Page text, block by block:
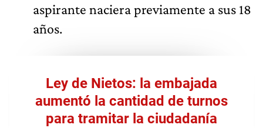
aspirante naciera previamente a sus 18
años.
Ley de Nietos: la embajada
aumentó la cantidad de turnos
para tramitar la ciudadanía